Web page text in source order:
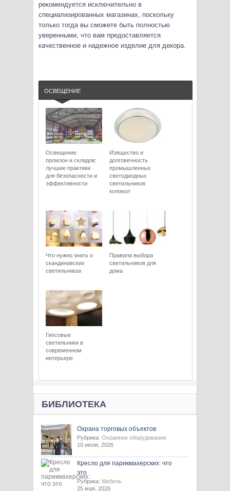
рекомендуется исключительно в
специализированных магазинах, поскольку
только тогда вы сможете быть полностью
уверенными, что вам предоставляется
качественное и надежное изделие для декора.
ОСВЕЩЕНИЕ
Освещение
промзон и складов:
лучшие практики
для безопасности и
эффективности
Изящество и
долговечность
промышленных
светодиодных
светильников
колокол
Что нужно знать о
скандинавских
светильниках
Правила выбора
светильников для
дома
Гипсовые
светильники в
современном
интерьере
БИБЛИОТЕКА
Охрана торговых объектов
Рубрика: Охранное оборудование
10 июля, 2026
Кресло для парикмахерских: что
это
Рубрика: Мебель
25 мая, 2026